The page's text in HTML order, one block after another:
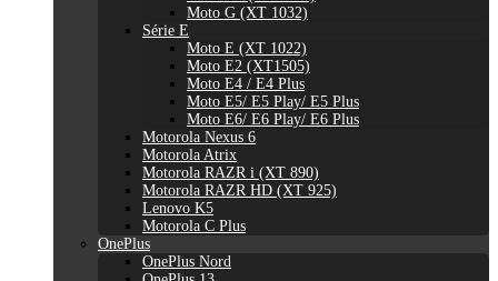
Moto G (XT 1032)
Série E
Moto E (XT 1022)
Moto E2 (XT1505)
Moto E4 / E4 Plus
Moto E5/ E5 Play/ E5 Plus
Moto E6/ E6 Play/ E6 Plus
Motorola Nexus 6
Motorola Atrix
Motorola RAZR i (XT 890)
Motorola RAZR HD (XT 925)
Lenovo K5
Motorola C Plus
OnePlus
OnePlus Nord